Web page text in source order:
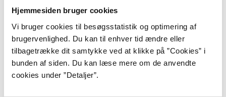
Hjemmesiden bruger cookies
Vi bruger cookies til besøgsstatistik og optimering af
brugervenlighed. Du kan til enhver tid ændre eller
tilbagetrække dit samtykke ved at klikke på ”Cookies” i
bunden af siden. Du kan læse mere om de anvendte
cookies under ”Detaljer”.
forsiden. Lederens afsender er avisens redaktion, der
typisk vil kommentere og give sine synspunkter til
kende om en aktuel sag, eksempelvis et lovforslag, en
sportsbegivenhed eller et politisk spørgsmål. Lederen
er altså et udtryk for de holdninger, som avisen står
for, ikke en enkelt journalists personlige mening.